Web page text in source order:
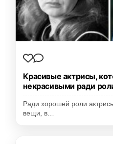
Красивые актрисы,
некрасивыми ради
Ради хорошей роли
вещи, в…